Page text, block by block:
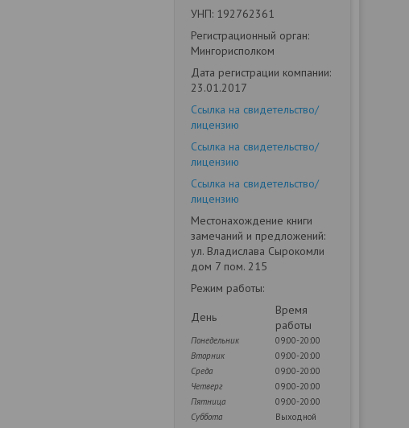
УНП: 192762361
Регистрационный орган:
Мингорисполком
Дата регистрации компании:
23.01.2017
Ссылка на свидетельство/
лицензию
Ссылка на свидетельство/
лицензию
Ссылка на свидетельство/
лицензию
Местонахождение книги
замечаний и предложений:
ул. Владислава Сырокомли
дом 7 пом. 215
Режим работы:
День
Время
работы
Понедельник
09:00-20:00
Вторник
09:00-20:00
Среда
09:00-20:00
Четверг
09:00-20:00
Пятница
09:00-20:00
Суббота
Выходной